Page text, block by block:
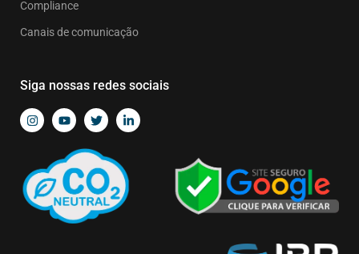
Compliance
Canais de comunicação
Siga nossas redes sociais